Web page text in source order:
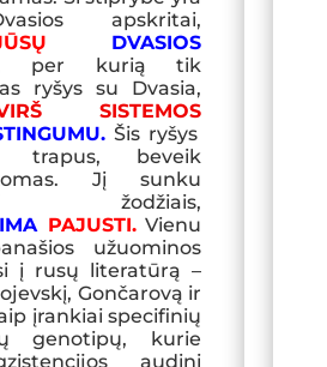
apskritai,
DVASIOS
per kurią tik
ryšys su Dvasia,
SISTEMOS
.Šis ryšys
trapus, beveik
Jį sunku
žodžiais,
PAJUSTI.Vienu
užuominos
į rusų literatūrą –
Gončarovą ir
įrankiai specifinių
genotipų, kurie
audinį